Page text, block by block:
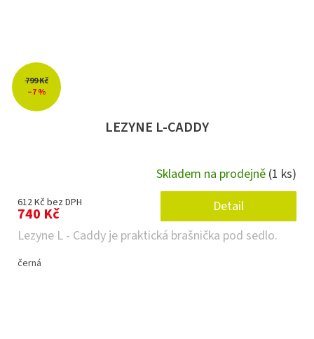
799 Kč
–7 %
LEZYNE L-CADDY
Skladem na prodejně (1 ks)
612 Kč bez DPH
740 Kč
Detail
Lezyne L - Caddy je praktická brašnička pod sedlo.
černá